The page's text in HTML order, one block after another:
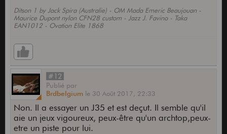
Ditson 1 by Jack Spira (Australie) - OM Mada Emeric Beaujouan -
Maurice Dupont nylon CFN28 custom - Jazz J. Favino - Taka
EAN1012 - Ovation Elite 1868
#12
Publié par
Brdbelgium le 30 Août 2017, 22:33
Non. Il a essayer un J35 et est deçut. Il semble qu'il
aie un jeux vigoureux, peux-être qu'un archtop,peux-
etre un piste pour lui.